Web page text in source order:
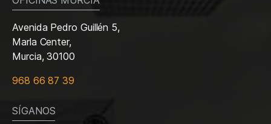
Avenida Pedro Guillén 5,
Marla Center,
Murcia, 30100
968 66 87 39
SÍGANOS